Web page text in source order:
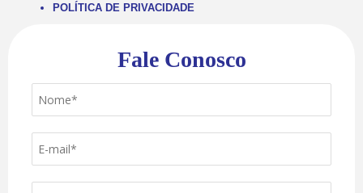
POLÍTICA DE PRIVACIDADE
Fale Conosco